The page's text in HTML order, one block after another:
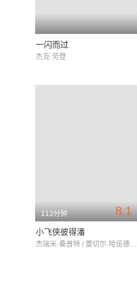
一闪而过
杰克·劳登
8.1
113分钟
小飞侠彼得潘
杰瑞米·桑普特 / 蕾切尔·哈伍德 / 詹森·艾萨克